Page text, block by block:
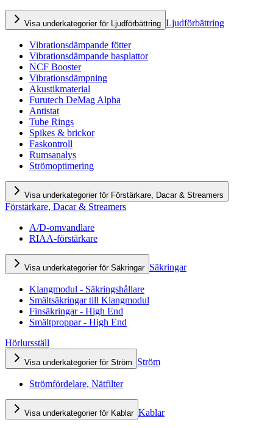
Visa underkategorier för Ljudförbättring Ljudförbättring
Vibrationsdämpande fötter
Vibrationsdämpande basplattor
NCF Booster
Vibrationsdämpning
Akustikmaterial
Furutech DeMag Alpha
Antistat
Tube Rings
Spikes & brickor
Faskontroll
Rumsanalys
Strömoptimering
Visa underkategorier för Förstärkare, Dacar & Streamers
Förstärkare, Dacar & Streamers
A/D-omvandlare
RIAA-förstärkare
Visa underkategorier för Säkringar Säkringar
Klangmodul - Säkringshållare
Smältsäkringar till Klangmodul
Finsäkringar - High End
Smältproppar - High End
Hörlursställ
Visa underkategorier för Ström Ström
Strömfördelare, Nätfilter
Visa underkategorier för Kablar Kablar